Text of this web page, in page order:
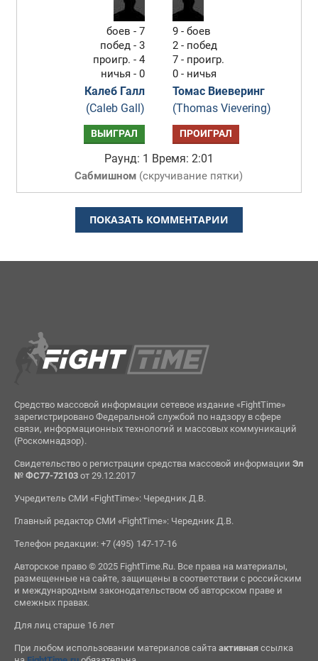
боев - 7
побед - 3
проигр. - 4
ничья - 0
Калеб Галл
(Caleb Gall)
9 - боев
2 - побед
7 - проигр.
0 - ничья
Томас Виеверинг
(Thomas Vievering)
ВЫИГРАЛ ПРОИГРАЛ
Раунд: 1 Время: 2:01
Сабмишном (скручивание пятки)
ПОКАЗАТЬ КОММЕНТАРИИ
Средство массовой информации сетевое издание «FightTime»
зарегистрировано Федеральной службой по надзору в сфере
связи, информационных технологий и массовых коммуникаций
(Роскомнадзор).
Свидетельство о регистрации средства массовой информации Эл
№ ФС77-72103от 29.12.2017
Учредитель СМИ «FightTime»: Чередник Д.В.
Главный редактор СМИ «FightTime»: Чередник Д.В.
Телефон редакции: +7 (495) 147-17-16
Авторское право © 2025 FightTime.Ru. Все права на материалы,
размещенные на сайте, защищены в соответствии с российским
и международным законодательством об авторском праве и
смежных правах.
Для лиц старше 16 лет
При любом использовании материалов сайта активнаяссылка